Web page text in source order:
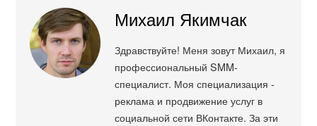
Михаил Якимчак
Здравствуйте! Меня зовут Михаил, я
профессиональный SMM-
специалист. Моя специализация -
реклама и продвижение услуг в
социальной сети ВКонтакте. За эти